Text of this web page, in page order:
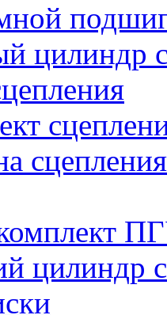
цилиндр
сцепления
цилиндр